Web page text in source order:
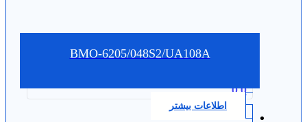
BMO-6205/048S2/UA108A
0.0
اطلاعات بیشتر